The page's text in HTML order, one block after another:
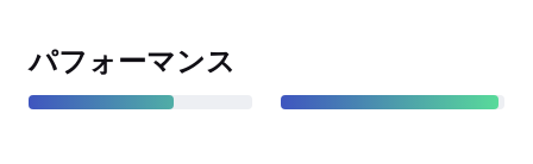
パフォーマンス